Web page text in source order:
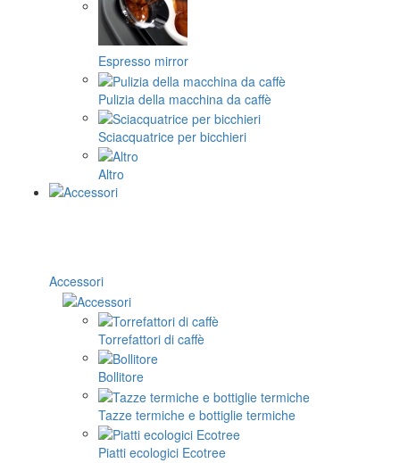
Espresso mirror
Pulizia della macchina da caffè
Sciacquatrice per bicchieri
Altro
Accessori
Torrefattori di caffè
Bollitore
Tazze termiche e bottiglie termiche
Piatti ecologici Ecotree